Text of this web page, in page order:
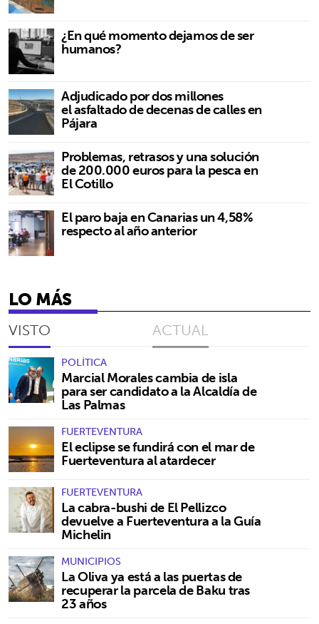
¿En qué momento dejamos de ser
humanos?
Adjudicado por dos millones
el asfaltado de decenas de calles en
Pájara
Problemas, retrasos y una solución
de 200.000 euros para la pesca en
El Cotillo
El paro baja en Canarias un 4,58%
respecto al año anterior
LO MÁS
VISTO ACTUAL
POLÍTICA
Marcial Morales cambia de isla
para ser candidato a la Alcaldía de
Las Palmas
FUERTEVENTURA
El eclipse se fundirá con el mar de
Fuerteventura al atardecer
FUERTEVENTURA
La cabra-bushi de El Pellizco
devuelve a Fuerteventura a la Guía
Michelin
MUNICIPIOS
La Oliva ya está a las puertas de
recuperar la parcela de Baku tras
23 años